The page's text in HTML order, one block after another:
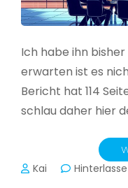
Ich habe ihn
erwarten ist es
Bericht hat 114
schlau daher hier
Kai